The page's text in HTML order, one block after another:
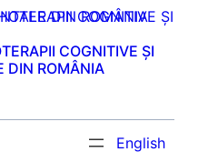
COGNITIVE ȘI
DIN ROMÂNIA
English